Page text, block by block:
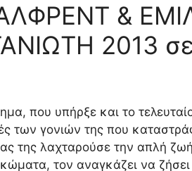
&
2013
που υπήρξε και το
των γονιών της που
της λαχταρούσε την απλή
τον αναγκάζει να